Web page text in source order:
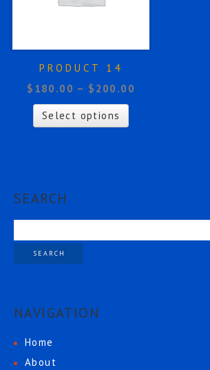
PRODUCT 14
$ 180.00 – $ 200.00
Select options
SEARCH
NAVIGATION
Home
About